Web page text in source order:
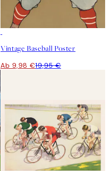
Vintage Baseball Poster
Ab 9,98 €19,95 €